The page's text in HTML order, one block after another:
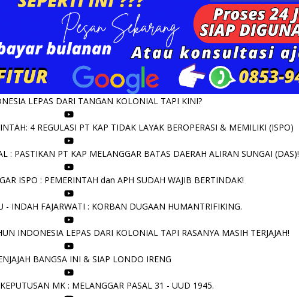
LEPAS DARI TANGAN KOLONIAL TAPI KINI?
4 REGULASI PT KAP TIDAK LAYAK BEROPERASI & MEMILIKI (ISPO)
: PASTIKAN PT KAP MELANGGAR BATAS DAERAH ALIRAN SUNGAI (DAS)!
ISPO : PEMERINTAH dan APH SUDAH WAJIB BERTINDAK!
- INDAH FAJARWATI : KORBAN DUGAAN HUMANTRIFIKING.
INDONESIA LEPAS DARI KOLONIAL TAPI RASANYA MASIH TERJAJAH!
BANGSA INI & SIAP LONDO IRENG
MK : MELANGGAR PASAL 31 - UUD 1945.